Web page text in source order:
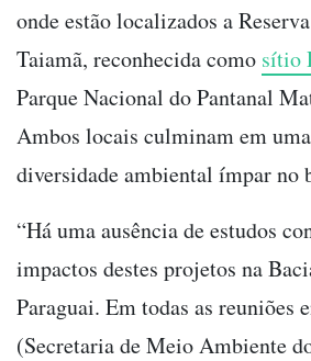
onde estão localizados a
Taiamã, reconhecida como sítio
Parque Nacional do Pantanal
Ambos locais culminam em
diversidade ambiental ímpar no
“Há uma ausência de estudos
impactos destes projetos na
Paraguai. Em todas as reuniões
(Secretaria de Meio Ambiente